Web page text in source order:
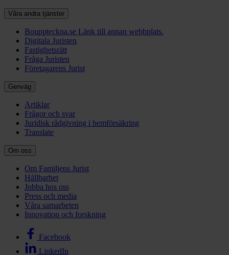
Våra andra tjänster
Bouppteckna.se Länk till annan webbplats.
Digitala Juristen
Fastighetsrätt
Fråga Juristen
Företagarens Jurist
Genväg
Artiklar
Frågor och svar
Juridisk rådgivning i hemförsäkring
Translate
Om oss
Om Familjens Jurist
Hållbarhet
Jobba hos oss
Press och media
Våra samarbeten
Innovation och forskning
Facebook
LinkedIn